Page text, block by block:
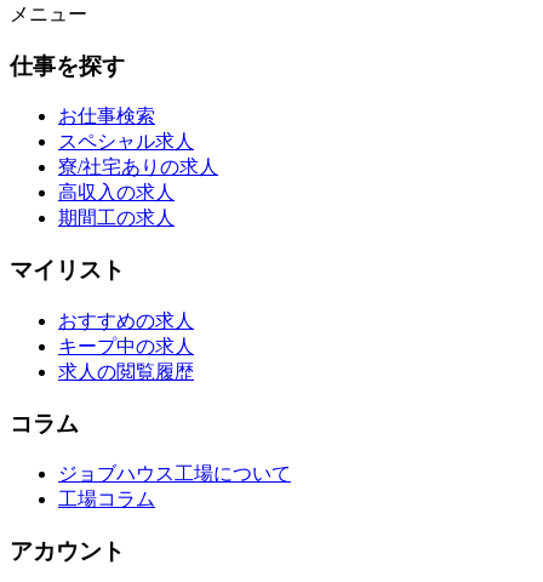
メニュー
仕事を探す
お仕事検索
スペシャル求人
寮/社宅ありの求人
高収入の求人
期間工の求人
マイリスト
おすすめの求人
キープ中の求人
求人の閲覧履歴
コラム
ジョブハウス工場について
工場コラム
アカウント